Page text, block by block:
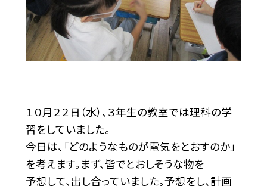
１０月２２日（水）、３年生の教室では理科の学
習をしていました。
今日は、「どのようなものが電気をとおすのか」
を考えます。まず、皆でとおしそうな物を
予想して、出し合っていました。予想をし、計画